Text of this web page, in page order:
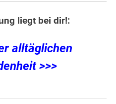
liegt bei dir!:
alltäglichen
>>>